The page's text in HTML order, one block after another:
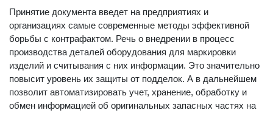
Принятие документа введет на предприятиях и
организациях самые современные методы эффективной
борьбы с контрафактом. Речь о внедрении в процесс
производства деталей оборудования для маркировки
изделий и считывания с них информации. Это значительно
повысит уровень их защиты от подделок. А в дальнейшем
позволит автоматизировать учет, хранение, обработку и
обмен информацией об оригинальных запасных частях на